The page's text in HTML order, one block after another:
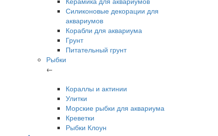
Силиконовые декорации для
аквариумов
Корабли для аквариума
Грунт
Питательный грунт
Рыбки
←
Кораллы и актинии
Улитки
Морские рыбки для аквариума
Креветки
Рыбки Клоун